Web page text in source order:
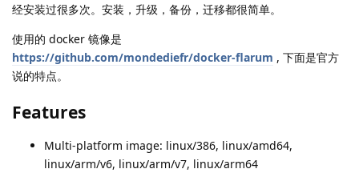
经安装过很多次。安装，升级，备份，迁移都很简单。
使用的 docker 镜像是
https://github.com/mondediefr/docker-flarum , 下面是官方
说的特点。
Features
Multi-platform image: linux/386, linux/amd64,
linux/arm/v6, linux/arm/v7, linux/arm64